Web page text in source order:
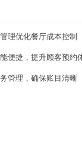
理优化餐厅成本控制
便捷，提升顾客预约
管理，确保账目清晰